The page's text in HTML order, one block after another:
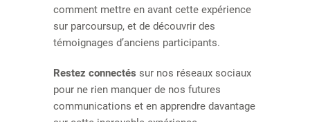
comment mettre en avant cette expérience
sur parcoursup, et de découvrir des
témoignages d’anciens participants.
Restez connectéssur nos réseaux sociaux
pour ne rien manquer de nos futures
communications et en apprendre davantage